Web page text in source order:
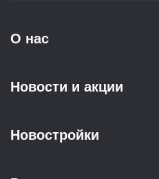
О нас
Новости и акции
Новостройки